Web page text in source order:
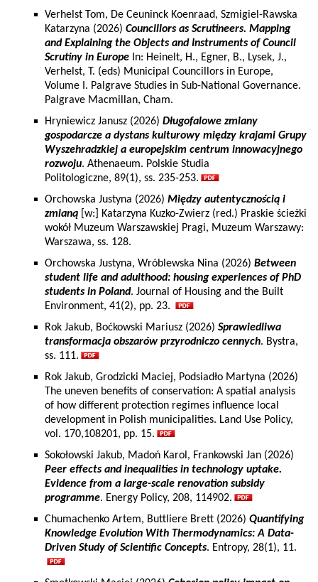
Verhelst Tom, De Ceuninck Koenraad, Szmigiel-Rawska
Katarzyna (2026) Councillors as Scrutineers. Mapping
and Explaining the Objects and Instruments of Council
Scrutiny in Europe In: Heinelt, H., Egner, B., Lysek, J.,
Verhelst, T. (eds) Municipal Councillors in Europe,
Volume I. Palgrave Studies in Sub-National Governance.
Palgrave Macmillan, Cham.
Hryniewicz Janusz (2026) Długofalowe zmiany
gospodarcze a dystans kulturowy między krajami Grupy
Wyszehradzkiej a europejskim centrum innowacyjnego
rozwoju. Athenaeum. Polskie Studia
Politologiczne, 89(1), ss. 235-253.
Orchowska Justyna (2026) Między autentycznością i
zmianą [w:] Katarzyna Kuzko-Zwierz (red.) Praskie ścieżki
wokół Muzeum Warszawskiej Pragi, Muzeum Warszawy:
Warszawa, ss. 128.
Orchowska Justyna, Wróblewska Nina (2026) Between
student life and adulthood: housing experiences of PhD
students in Poland. Journal of Housing and the Built
Environment, 41(2), pp. 23.
Rok Jakub, Boćkowski Mariusz (2026) Sprawiedliwa
transformacja obszarów przyrodniczo cennych. Bystra,
ss. 111.
Rok Jakub, Grodzicki Maciej, Podsiadło Martyna (2026)
The uneven benefits of conservation: A spatial analysis
of how different protection regimes influence local
development in Polish municipalities. Land Use Policy,
vol. 170,108201, pp. 15.
Sokołowski Jakub, Madoń Karol, Frankowski Jan (2026)
Peer effects and inequalities in technology uptake.
Evidence from a large-scale renovation subsidy
programme. Energy Policy, 208, 114902.
Chumachenko Artem, Buttliere Brett (2026) Quantifying
Knowledge Evolution With Thermodynamics: A Data-
Driven Study of Scientific Concepts. Entropy, 28(1), 11.